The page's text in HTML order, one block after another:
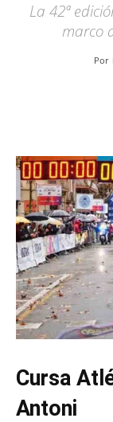
La 42ª
marco
Por
Cursa
Antoni